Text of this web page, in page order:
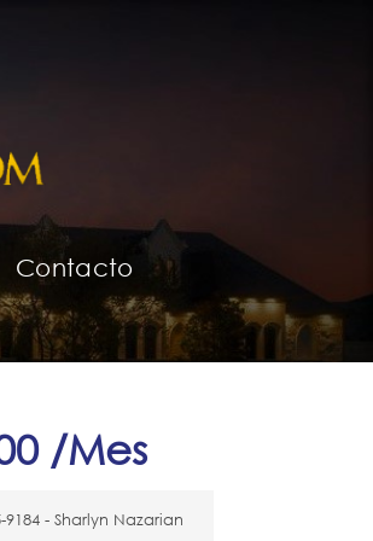
Contacto
/Mes
9184​ - Sharlyn Nazarian